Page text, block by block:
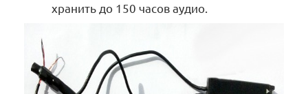
хранить до 150 часов аудио.